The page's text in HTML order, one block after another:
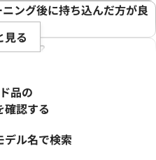
ング後に持ち込んだ方が良
すか？
、査定だけお願いできます
見る
品の
確認する
デル名で検索